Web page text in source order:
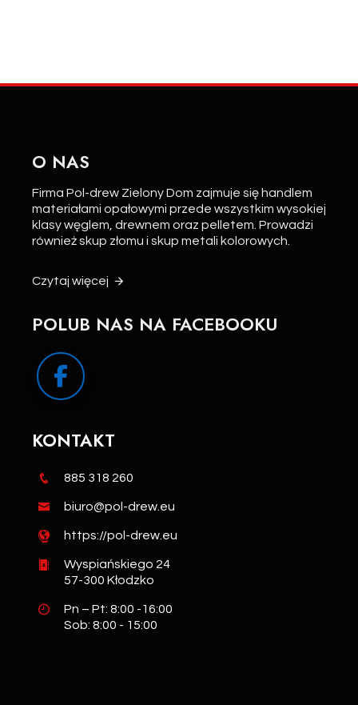
O NAS
Firma Pol-drew Zielony Dom zajmuje się handlem
materiałami opałowymi przede wszystkim wysokiej
klasy węglem, drewnem oraz pelletem. Prowadzi
również skup złomu i skup metali kolorowych.
Czytaj więcej
POLUB NAS NA FACEBOOKU
KONTAKT
885 318 260
biuro@pol-drew.eu
https://pol-drew.eu
Wyspiańskiego 24
57-300 Kłodzko
Pn – Pt: 8:00 -16:00
Sob: 8:00 - 15:00